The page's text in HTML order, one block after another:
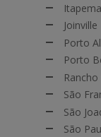
Itapema
Joinville
Porto
Porto
São
São
São